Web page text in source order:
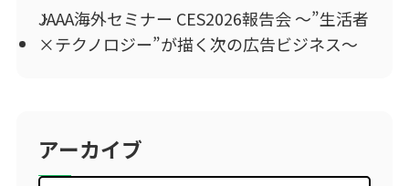
JAAA海外セミナー CES2026報告会 ～”生活者
×テクノロジー”が描く次の広告ビジネス～
アーカイブ